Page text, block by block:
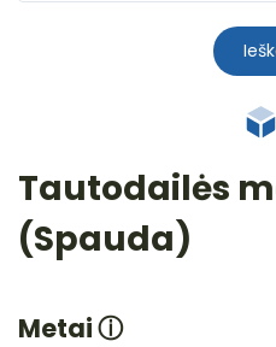
Tautodailės
(Spauda)
Metaiⓘ